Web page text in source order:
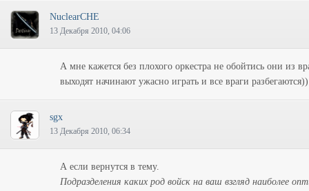
NuclearCHE
13 Декабря 2010, 04:06
А мне кажется без плохого оркестра не обойтись они из
выходят начинают ужасно играть и все враги разбегаются))
sgx
13 Декабря 2010, 06:34
А если вернутся в тему.
Подразделения каких род войск на ваш взгляд наиболее